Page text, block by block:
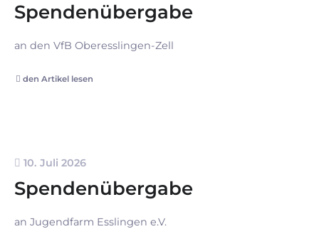
Spendenübergabe
an den VfB Oberesslingen-Zell
den Artikel lesen
10. Juli 2026
Spendenübergabe
an Jugendfarm Esslingen e.V.